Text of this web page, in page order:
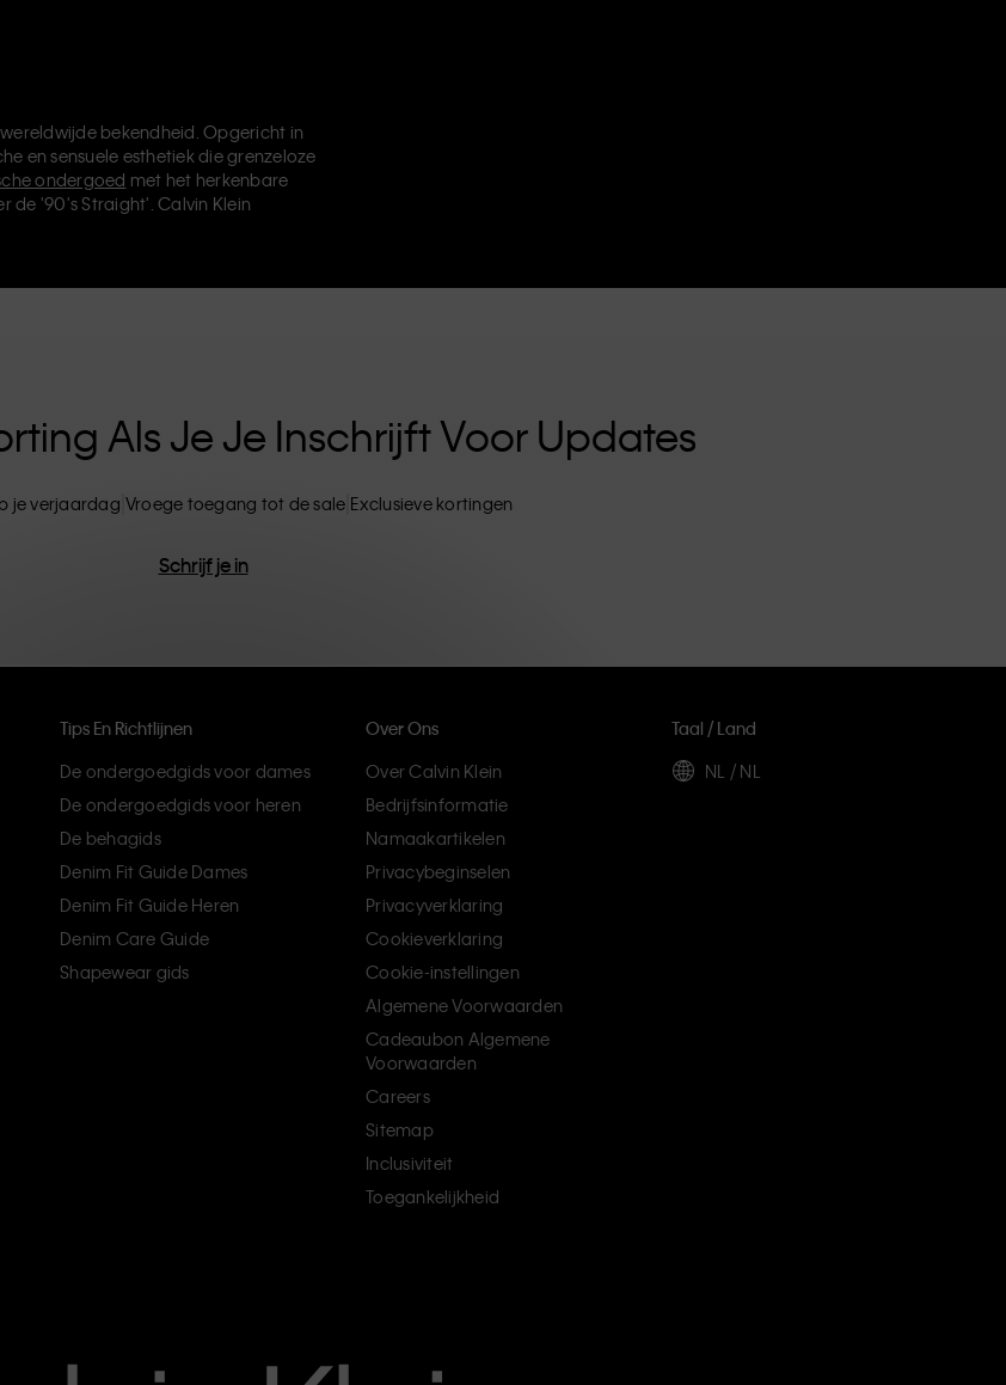
bekendheid. Opgericht in
en sensuele esthetiek die grenzeloze
ondergoed met het herkenbare
de '90's Straight'. Calvin Klein
Als Je Je Inschrijft Voor Updates
je verjaardag Vroege toegang tot de sale Exclusieve kortingen
Schrijf je in
Tips En Richtlijnen
De ondergoedgids voor dames
De ondergoedgids voor heren
De behagids
Denim Fit Guide Dames
Denim Fit Guide Heren
Denim Care Guide
Shapewear gids
Over Ons
Over Calvin Klein
Bedrijfsinformatie
Namaakartikelen
Privacybeginselen
Privacyverklaring
Cookieverklaring
Cookie-instellingen
Algemene Voorwaarden
Cadeaubon Algemene
Voorwaarden
Careers
Sitemap
Inclusiviteit
Toegankelijkheid
Taal / Land
NL / NL